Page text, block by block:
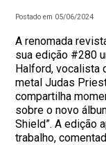
Postado em 05/06/2024
A renomada
sua edição #280
Halford, vocalista
metal Judas
compartilha
sobre o novo
Shield”. A edição
trabalho,